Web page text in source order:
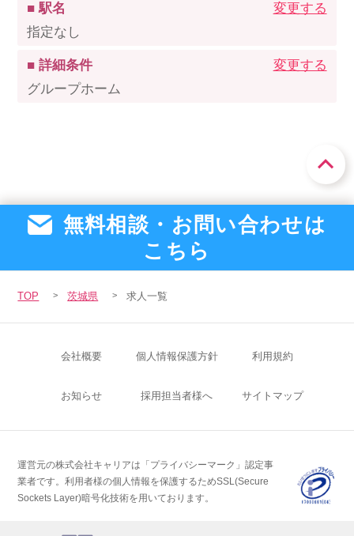
■ 駅名
指定なし
変更する
■ 詳細条件
グループホーム
変更する
無料相談・お問い合わせは
こちら
TOP 茨城県 求人一覧
会社概要 個人情報保護方針 利用規約
お知らせ 採用担当者様へ サイトマップ
運営元の株式会社キャリアは「プライバシーマーク」認定事
業者です。利用者様の個人情報を保護するためSSL(Secure
Sockets Layer)暗号化技術を用いております。